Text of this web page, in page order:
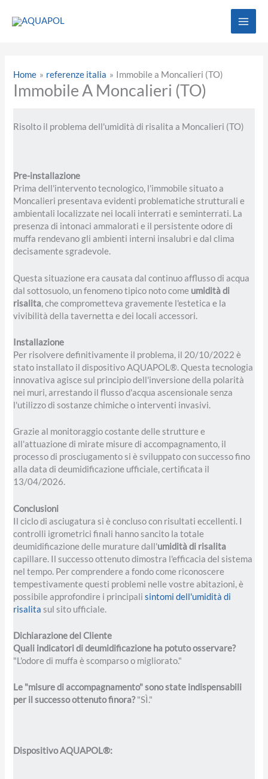
Home referenze italia Immobile a Moncalieri (TO)
Immobile A Moncalieri (TO)
Risolto il problema dell'umidità di risalita a Moncalieri (TO)
Pre-installazione
Prima dell'intervento tecnologico, l'immobile situato a
Moncalieri presentava evidenti problematiche strutturali e
ambientali localizzate nei locali interrati e seminterrati. La
presenza di intonaci ammalorati e il persistente odore di
muffa rendevano gli ambienti interni insalubri e dal clima
decisamente sgradevole.
Questa situazione era causata dal continuo afflusso di acqua
dal sottosuolo, un fenomeno tipico noto come umidità di
risalita, che comprometteva gravemente l'estetica e la
vivibilità della tavernetta e dei locali accessori.
Installazione
Per risolvere definitivamente il problema, il 20/10/2022 è
stato installato il dispositivo AQUAPOL®. Questa tecnologia
innovativa agisce sul principio dell'inversione della polarità
nei muri, arrestando il flusso d'acqua ascensionale senza
l'utilizzo di sostanze chimiche o interventi invasivi.
Grazie al monitoraggio costante delle strutture e
all'attuazione di mirate misure di accompagnamento, il
processo di prosciugamento si è sviluppato con successo fino
alla data di deumidificazione ufficiale, certificata il
13/04/2026.
Conclusioni
Il ciclo di asciugatura si è concluso con risultati eccellenti. I
controlli igrometrici finali hanno sancito la totale
deumidificazione delle murature dall'umidità di risalita
capillare. Il successo ottenuto dimostra l'efficacia del sistema
nel tempo. Per comprendere a fondo come riconoscere
tempestivamente questi problemi nelle vostre abitazioni, è
possibile approfondire i principalisintomi dell'umidità di
risalita sul sito ufficiale.
Dichiarazione del Cliente
Quali indicatori di deumidificazione ha potuto osservare?
"L'odore di muffa è scomparso o migliorato."
Le "misure di accompagnamento" sono state indispensabili
per il successo ottenuto finora? "SÌ."
Dispositivo AQUAPOL®: